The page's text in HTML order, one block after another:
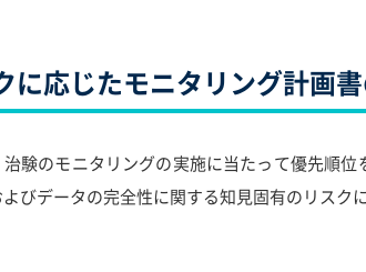
に応じたモニタリング計画
験のモニタリングの実施に当たって優先順
びデータの完全性に関する知見固有のリス